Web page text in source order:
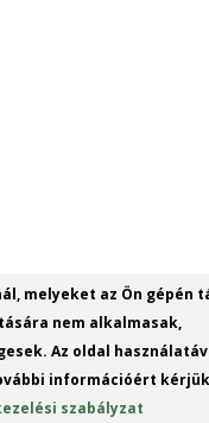
melyeket az Ön gépén
nem alkalmasak,
Az oldal
információért
szabályzat